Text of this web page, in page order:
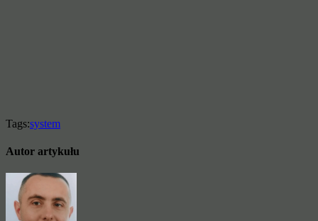
Tags:system
Autor artykułu